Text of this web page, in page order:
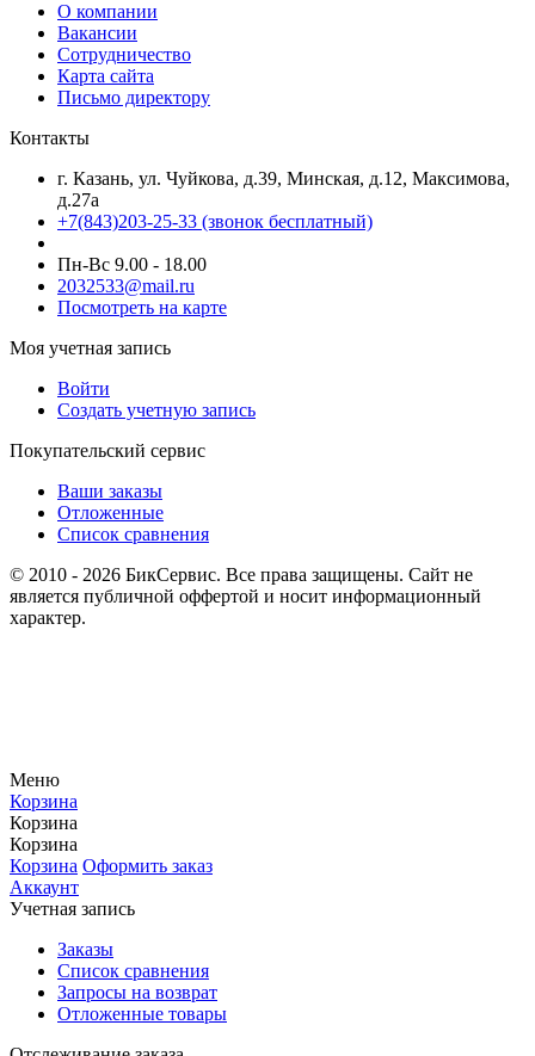
О компании
Вакансии
Сотрудничество
Карта сайта
Письмо директору
Контакты
г. Казань, ул. Чуйкова, д.39, Минская, д.12, Максимова,
д.27а
+7(843)203-25-33 (звонок бесплатный)
Пн-Вс 9.00 - 18.00
2032533@mail.ru
Посмотреть на карте
Моя учетная запись
Войти
Создать учетную запись
Покупательский сервис
Ваши заказы
Отложенные
Список сравнения
© 2010 - 2026 БикСервис. Все права защищены. Сайт не
является публичной оффертой и носит информационный
характер.
Меню
Корзина
Корзина
Корзина
Корзина Оформить заказ
Аккаунт
Учетная запись
Заказы
Список сравнения
Запросы на возврат
Отложенные товары